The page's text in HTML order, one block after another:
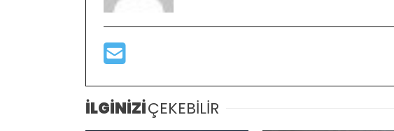
İLGİNİZİÇEKEBİLİR